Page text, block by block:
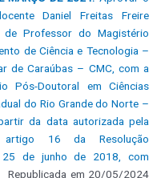
Daniel Freitas Freire
Professor do Magistério
de Ciência e Tecnologia –
de Caraúbas – CMC, com a
Pós-Doutoral em Ciências
do Rio Grande do Norte –
da data autorizada pela
16 da Resolução
25 de junho de 2018, com
em 20/05/2024